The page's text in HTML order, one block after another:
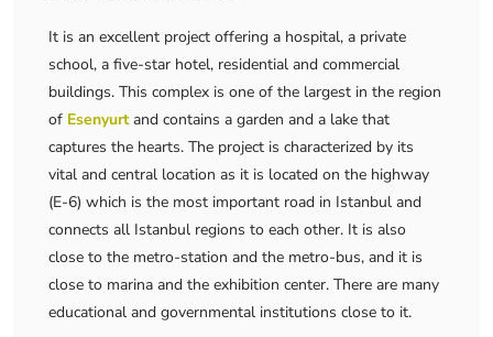
It is an excellent project offering a hospital, a private
school, a five-star hotel, residential and commercial
buildings. This complex is one of the largest in the region
of Esenyurtand contains a garden and a lake that
captures the hearts. The project is characterized by its
vital and central location as it is located on the highway
(E-6) which is the most important road in Istanbul and
connects all Istanbul regions to each other. It is also
close to the metro-station and the metro-bus, and it is
close to marina and the exhibition center. There are many
educational and governmental institutions close to it.